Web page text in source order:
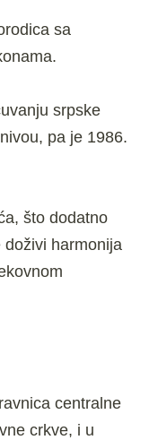
sa
srpske
pa je 1986.
što dodatno
harmonija
centralne
crkve, i u